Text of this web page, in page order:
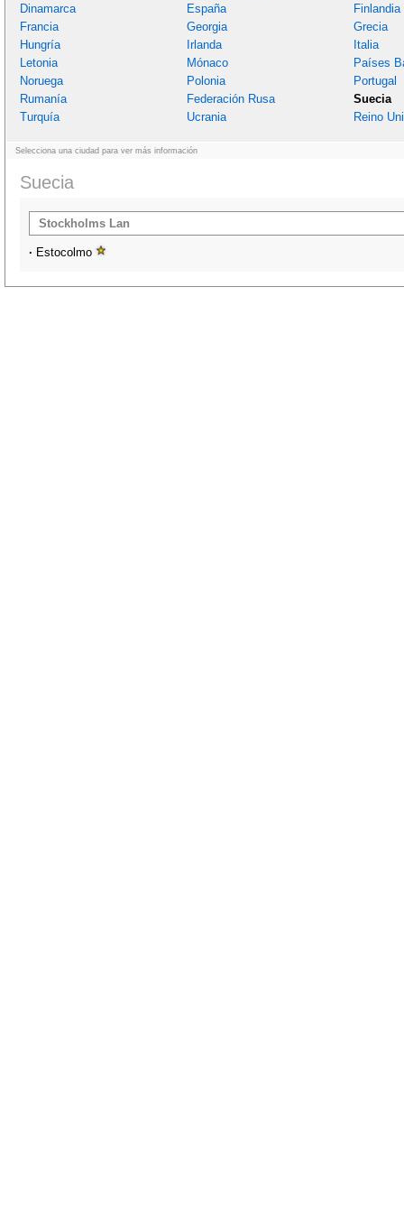
Dinamarca
España
Finlandia
Francia
Georgia
Grecia
Hungría
Irlanda
Italia
Letonia
Mónaco
Países
Noruega
Polonia
Portugal
Rumanía
Federación Rusa
Suecia
Turquía
Ucrania Reino
Selecciona una ciudad para ver más información
Suecia
Stockholms Lan
· Estocolmo